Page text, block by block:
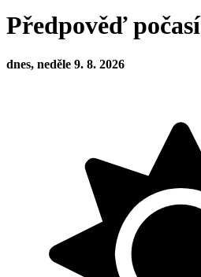
Předpověď počasí
dnes, neděle 9. 8. 2026